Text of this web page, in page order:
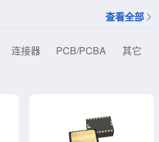
查看全部
连接器 PCB/PCBA 其它